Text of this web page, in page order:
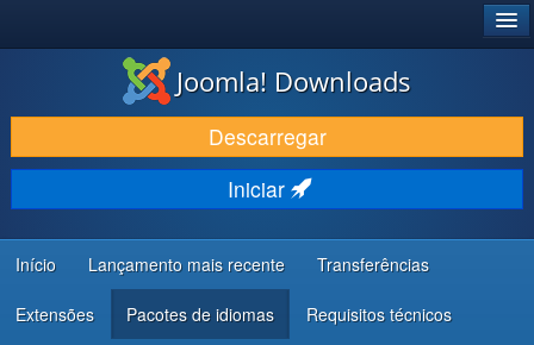
DESCARREGAR E EVOLUIR
DESCOBRIR E APRENDER
COMUNIDADE E SUPORTE
RECURSOS PARA PROGRAMADORES
Joomla! Downloads
Descarregar
Iniciar
Início Lançamento mais recente Transferências
Extensões Pacotes de idiomas Requisitos técnicos